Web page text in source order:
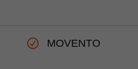
MOVENTO